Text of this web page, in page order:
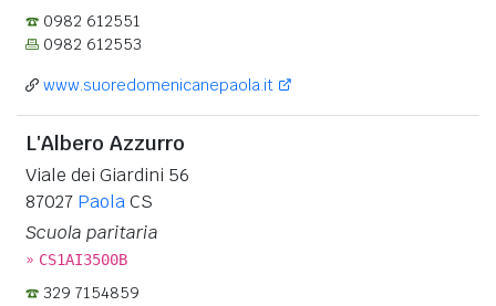
0982 612551
0982 612553
www.suoredomenicanepaola.it
L'Albero Azzurro
Viale dei Giardini 56
87027 PaolaCS
Scuola paritaria
» CS1AI3500B
329 7154859